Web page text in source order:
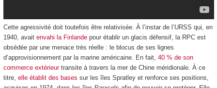
Cette agressivité doit toutefois être relativisée. À l’instar de l’URSS qui, en
1940, avait envahi la Finlandepour établir un glacis défensif, la RPC est
obsédée par une menace très réelle : le blocus de ses lignes
d’approvisionnement par la marine américaine. En fait, 40 % de son
commerce extérieurtransite à travers la mer de Chine méridionale. À ce
titre, elle établit des bases sur les îles Spratley et renforce ses positions,